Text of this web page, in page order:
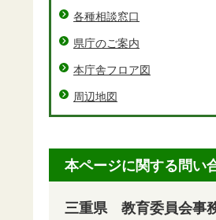
各種相談窓口
県庁のご案内
本庁舎フロア図
周辺地図
本ページに関する問い
三重県 教育委員会事